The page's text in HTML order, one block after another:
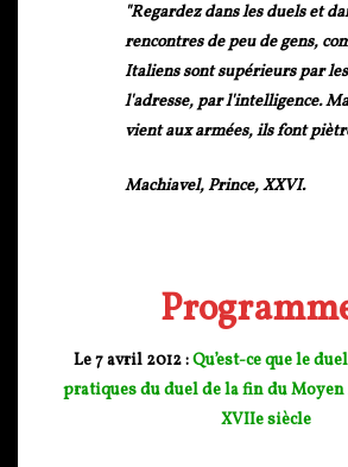
"Regardez dans les duels et
rencontres de peu de gens,
Italiens sont supérieurs par
l'adresse, par l'intelligence.
vient aux armées, ils font
Machiavel,Prince,XXVI.
Le 7 avril 2012 :Qu’est-ce que le
pratiques du duel de la fin du Moyen
XVIIe siècle